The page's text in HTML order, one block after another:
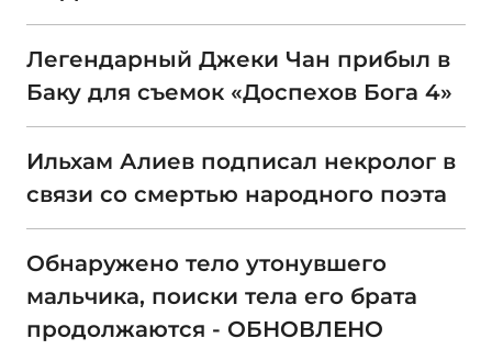
Легендарный Джеки Чан прибыл в
Баку для съемок «Доспехов Бога 4»
Ильхам Алиев подписал некролог в
связи со смертью народного поэта
Обнаружено тело утонувшего
мальчика, поиски тела его брата
продолжаются - ОБНОВЛЕНО